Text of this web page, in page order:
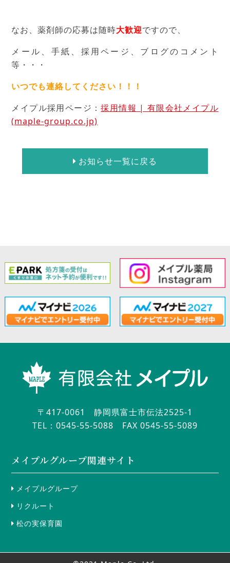
なお、薬剤師の応募は随時大歓迎ですので、
メール、手紙、採用ページ、ブログのコメント
等・・・
いつでも連絡してください！！！
メイプル採用ページ：採用情報 | 有限会社メイプル
(maple-group.co.jp)
お知らせ一覧に戻る
〒417-0061 静岡県富士市伝法2525-1
TEL：0545-55-5088 FAX 0545-55-5089
メイプルグループ関連サイト
メイプルグループ
リクルート
松の実保育園